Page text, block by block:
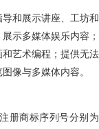
和展示讲座、工坊和
示多媒体娱乐内容；
艺术编程；提供无法
像与多媒体内容。
册商标序列号分别为